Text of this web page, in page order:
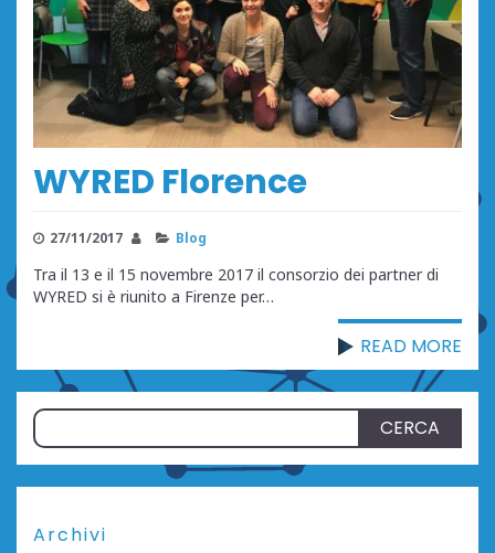
WYRED Florence
27/11/2017 Blog
Tra il 13 e il 15 novembre 2017 il consorzio dei partner di
WYRED si è riunito a Firenze per…
READ MORE
Ricerca
per:
Archivi